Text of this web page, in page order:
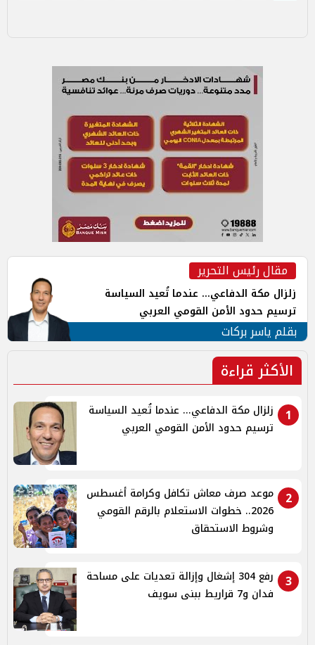
مقال رئيس التحرير
زلزال مكة الدفاعي... عندما تُعيد السياسة
ترسيم حدود الأمن القومي العربي
بقلم ياسر بركات
الأكثر قراءة
1
زلزال مكة الدفاعي... عندما تُعيد السياسة
ترسيم حدود الأمن القومي العربي
2
موعد صرف معاش تكافل وكرامة أغسطس
2026.. خطوات الاستعلام بالرقم القومي
وشروط الاستحقاق
3
رفع 304 إشغال وإزالة تعديات على مساحة
فدان و7 قراريط ببنى سويف